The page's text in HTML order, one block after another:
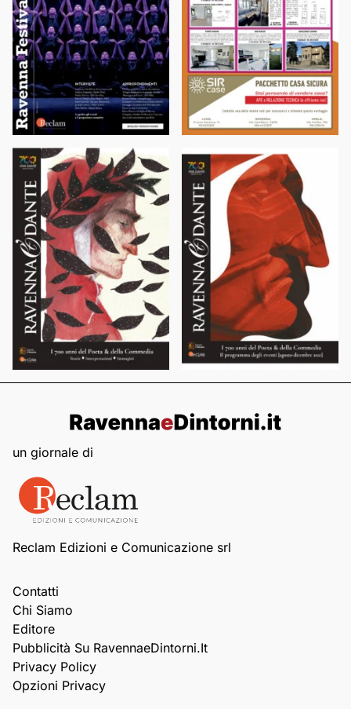
un giornale di
Reclam Edizioni e Comunicazione srl
Contatti
Chi Siamo
Editore
Pubblicità Su RavennaeDintorni.it
Privacy Policy
Opzioni Privacy